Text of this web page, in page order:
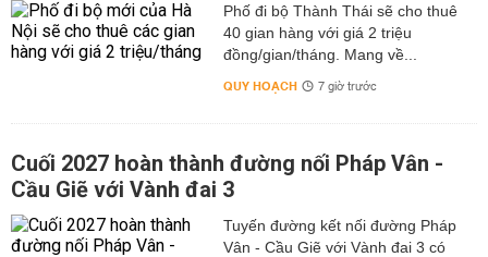
Phố đi bộ Thành Thái sẽ cho thuê
40 gian hàng với giá 2 triệu
đồng/gian/tháng. Mang về...
QUY HOẠCH 7 giờ trước
Cuối 2027 hoàn thành đường nối Pháp Vân -
Cầu Giẽ với Vành đai 3
Tuyến đường kết nối đường Pháp
Vân - Cầu Giẽ với Vành đai 3 có